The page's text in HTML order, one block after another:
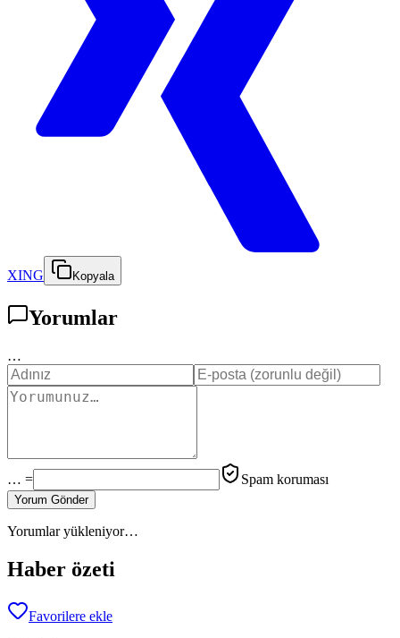
XING Kopyala
Yorumlar
…
… = Spam koruması
Yorum Gönder
Yorumlar yükleniyor…
Haber özeti
Favorilere ekle